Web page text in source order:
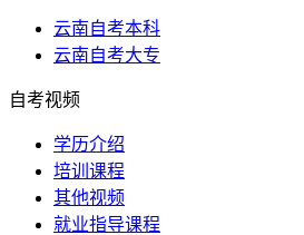
云南自考本科
云南自考大专
自考视频
学历介绍
培训课程
其他视频
就业指导课程